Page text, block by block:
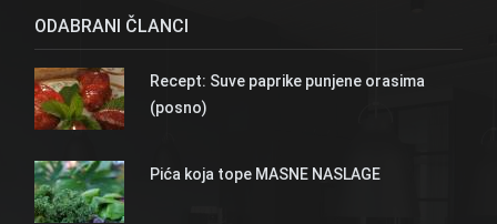
ODABRANI ČLANCI
Recept: Suve paprike punjene orasima
(posno)
Pića koja tope MASNE NASLAGE